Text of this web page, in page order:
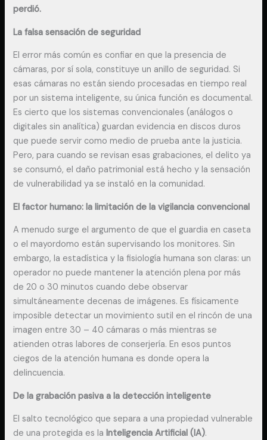
perdió.
La falsa sensación de seguridad
El error más común es confiar en que la presencia de
cámaras, por sí sola, constituye un anillo de seguridad. Si
esas cámaras no están siendo procesadas en tiempo real
por un sistema inteligente, su única función es documental.
Es cierto que los sistemas convencionales (análogos o
digitales sin analítica) guardan evidencia en discos duros
que puede servir como medio de prueba ante la justicia.
Pero, para cuando se revisan esas grabaciones, el delito ya
se consumó, el daño patrimonial está hecho y la sensación
de vulnerabilidad ya se instaló en la comunidad.
El factor humano: la limitación de la vigilancia convencional
A menudo surge el argumento de que el guardia en caseta
o el mayordomo están supervisando los monitores. Sin
embargo, la estadística y la fisiología humana son claras: un
operador no puede mantener la atención plena por más
de 20 o 30 minutos cuando debe observar
simultáneamente decenas de imágenes. Es físicamente
imposible detectar un movimiento sutil en el rincón de una
imagen entre 30 – 40 cámaras o más mientras se
atienden otras labores de conserjería. En esos puntos
ciegos de la atención humana es donde opera la
delincuencia.
De la grabación pasiva a la detección inteligente
El salto tecnológico que separa a una propiedad vulnerable
de una protegida es laInteligencia Artificial (IA).